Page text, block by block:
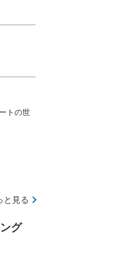
トの世
と見る
グ